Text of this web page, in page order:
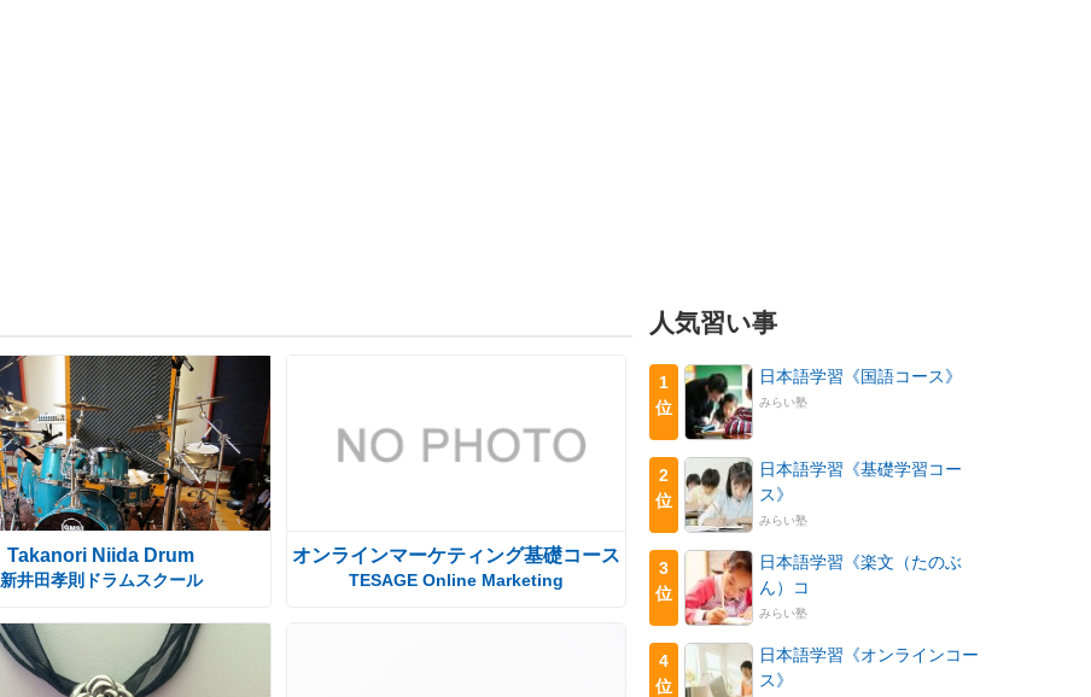
Takanori Niida Drum
新井田孝則ドラムスクール
オンラインマーケティング基礎コース
TESAGE Online Marketing
人気習い事
1
位
日本語学習《国語コース》
みらい塾
2
位
日本語学習《基礎学習コー
ス》
みらい塾
3
位
日本語学習《楽文（たのぶ
ん）コ
みらい塾
4
位
日本語学習《オンラインコー
ス》